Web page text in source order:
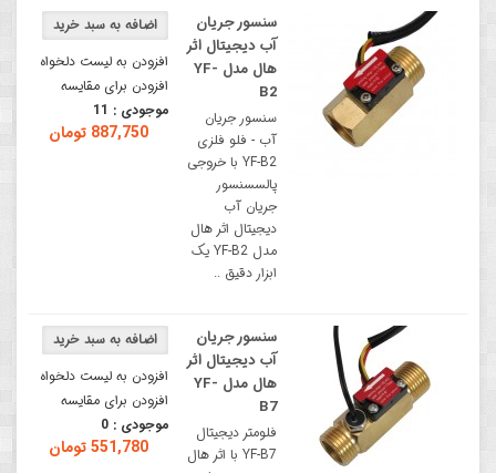
افزودن به لیست دلخواه
افزودن برای مقایسه
موجودی : 11
887,750 تومان
سنسور جریان
آب دیجیتال اثر
هال مدل YF-
B2
سنسور جریان
آب - فلو فلزی
YF-B2 با خروجی
پالسسنسور
جریان آب
دیجیتال اثر هال
مدل YF-B2 یک
ابزار دقیق ..
افزودن به لیست دلخواه
افزودن برای مقایسه
موجودی : 0
551,780 تومان
سنسور جریان
آب دیجیتال اثر
هال مدل YF-
B7
فلومتر دیجیتال
YF-B7 با اثر هال